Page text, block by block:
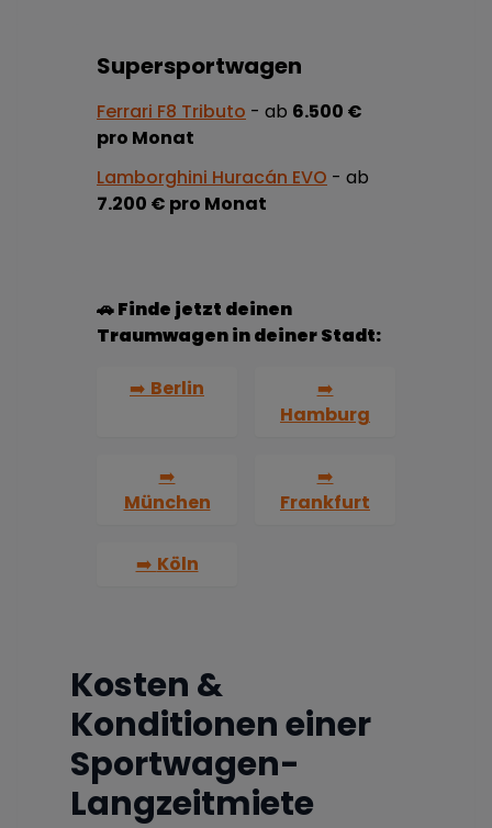
Supersportwagen
Ferrari F8 Tributo - ab 6.500 €
pro Monat
Lamborghini Huracán EVO - ab
7.200 € pro Monat
🚗Finde jetzt deinen
Traumwagen in deiner Stadt:
➡️ Berlin
➡️
Hamburg
➡️
München
➡️
Frankfurt
➡️ Köln
Kosten &
Konditionen einer
Sportwagen-
Langzeitmiete